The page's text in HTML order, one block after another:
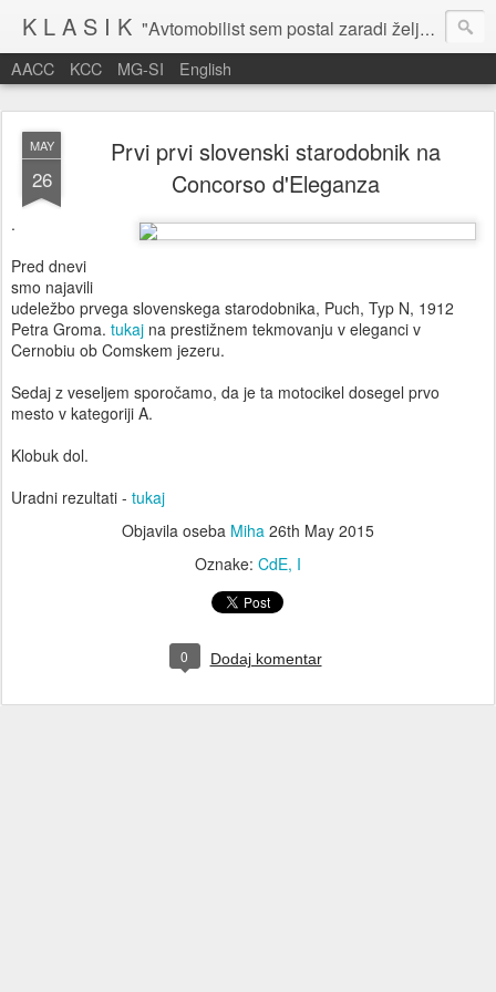
K L A S I K "Avtomobilist sem postal zaradi želje po potovanju in dejavnosti v prostem času." Baron Anton Codelli
AACC KCC MG-SI English
MAY
26
Prvi prvi slovenski starodobnik na
Concorso d'Eleganza
.
Pred dnevi
smo najavili
udeležbo prvega slovenskega starodobnika, Puch, Typ N, 1912
Petra Groma. tukaj na prestižnem tekmovanju v eleganci v
Cernobiu ob Comskem jezeru.
Sedaj z veseljem sporočamo, da je ta motocikel dosegel prvo
mesto v kategoriji A.
Klobuk dol.
Uradni rezultati - tukaj
Objavila oseba Miha 26th May 2015
Oznake: CdE I
0 Dodaj komentar